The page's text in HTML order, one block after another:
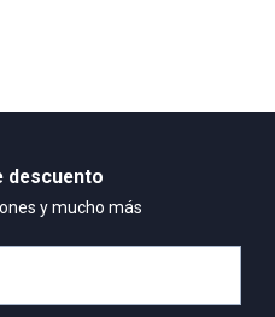
descuento
y mucho más